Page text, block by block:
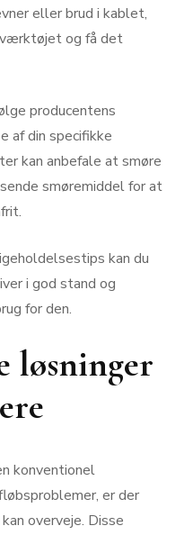
eller brud i kablet,
og få det
producentens
af din specifikke
kan anbefale at smøre
smøremiddel for at
kan du
i god stand og
for den.
løsninger
konventionel
er der
overveje. Disse